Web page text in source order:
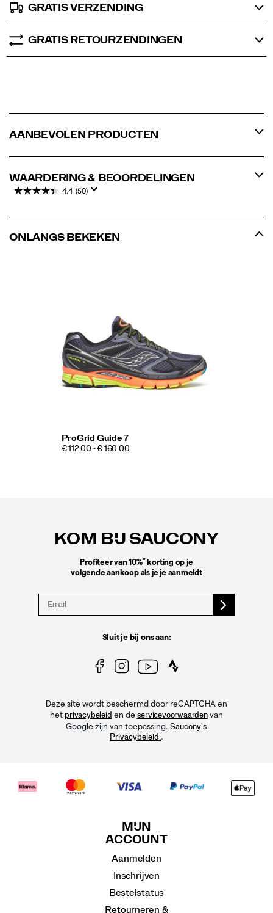
GRATIS VERZENDING
GRATIS RETOURZENDINGEN
AANBEVOLEN PRODUCTEN
WAARDERING & BEOORDELINGEN
4.4 (50)
ONLANGS BEKEKEN
ProGrid Guide 7
€ 112.00 - € 160.00
KOM BIJ SAUCONY
Profiteer van 10%* korting op je
volgende aankoop als je je aanmeldt
Sluit je bij ons aan:
Deze site wordt beschermd door reCAPTCHA en
het privacybeleid en de servicevoorwaardenvan
Google zijn van toepassing. Saucony's
Privacybeleid. .
MIJN
ACCOUNT
Aanmelden
Inschrijven
Bestelstatus
Retourneren &